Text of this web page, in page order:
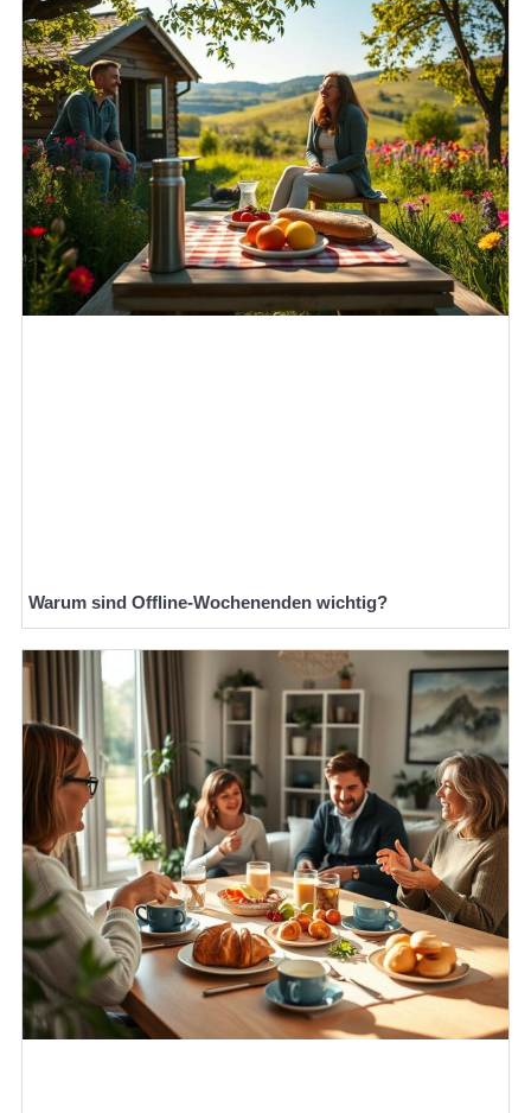
Warum sind Offline-Wochenenden wichtig?